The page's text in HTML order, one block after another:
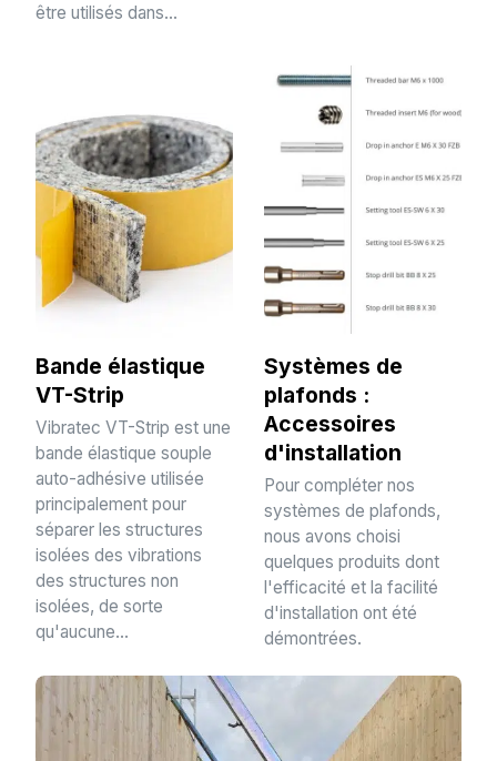
être utilisés dans...
Bande élastique
VT-Strip
Vibratec VT-Strip est une
bande élastique souple
auto-adhésive utilisée
principalement pour
séparer les structures
isolées des vibrations
des structures non
isolées, de sorte
qu'aucune...
Systèmes de
plafonds :
Accessoires
d'installation
Pour compléter nos
systèmes de plafonds,
nous avons choisi
quelques produits dont
l'efficacité et la facilité
d'installation ont été
démontrées.